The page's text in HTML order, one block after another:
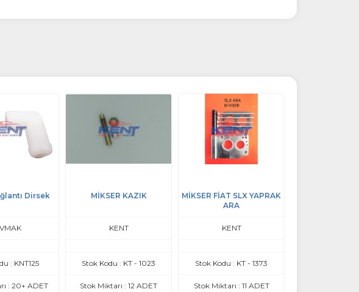
KAZIK
: KT - 1023
: 12 ADET
MİKSER FİAT SLX YAPRAK
KENT
Stok Kodu : KT - 1373
Stok Miktarı : 11 ADET
MİKSER HYUNDAİ
KENT
Stok Kodu : KT - 1227
Stok Miktarı : 14 ADET